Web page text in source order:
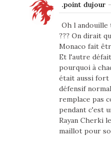
.point dujour -
Oh l andouille
??? On dirait
Monaco fait
Et l'autre
pourquoi à
était aussi
défensif
remplace pas
pendant c'est
Rayan Cherki
maillot pour